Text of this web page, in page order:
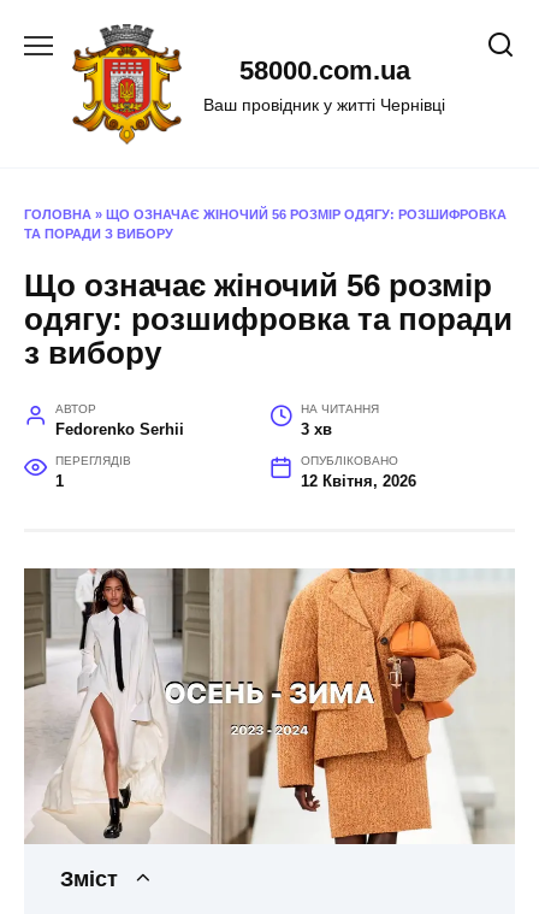
58000.com.ua
Ваш провідник у житті Чернівці
ГОЛОВНА » ЩО ОЗНАЧАЄ ЖІНОЧИЙ 56 РОЗМІР ОДЯГУ: РОЗШИФРОВКА
ТА ПОРАДИ З ВИБОРУ
Що означає жіночий 56 розмір
одягу: розшифровка та поради
з вибору
АВТОР
Fedorenko Serhii
НА ЧИТАННЯ
3 хв
ПЕРЕГЛЯДІВ
1
ОПУБЛІКОВАНО
12 Квітня, 2026
Зміст